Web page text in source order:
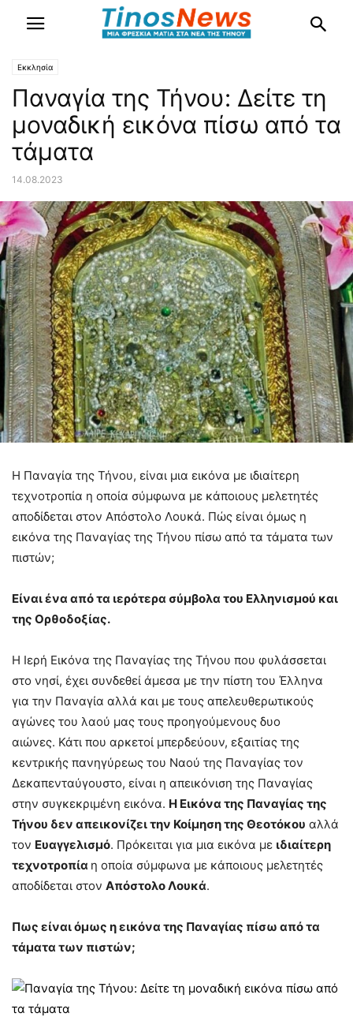
Εκκλησία
Παναγία της Τήνου: Δείτε τη
μοναδική εικόνα πίσω από τα
τάματα
14.08.2023
Η Παναγία της Τήνου, είναι μια εικόνα με ιδιαίτερη
τεχνοτροπία η οποία σύμφωνα με κάποιους μελετητές
αποδίδεται στον Απόστολο Λουκά. Πώς είναι όμως η
εικόνα της Παναγίας της Τήνου πίσω από τα τάματα των
πιστών;
Είναι ένα από τα ιερότερα σύμβολα του Ελληνισμού και
της Ορθοδοξίας.
Η Ιερή Εικόνα της Παναγίας της Τήνου που φυλάσσεται
στο νησί, έχει συνδεθεί άμεσα με την πίστη του Έλληνα
για την Παναγία αλλά και με τους απελευθερωτικούς
αγώνες του λαού μας τους προηγούμενους δυο
αιώνες. Κάτι που αρκετοί μπερδεύουν, εξαιτίας της
κεντρικής πανηγύρεως του Ναού της Παναγίας τον
Δεκαπενταύγουστο, είναι η απεικόνιση της Παναγίας
στην συγκεκριμένη εικόνα. Η Εικόνα της Παναγίας της
Τήνου δεν απεικονίζει την Κοίμηση της Θεοτόκου αλλά
τον Ευαγγελισμό. Πρόκειται για μια εικόνα με ιδιαίτερη
τεχνοτροπία η οποία σύμφωνα με κάποιους μελετητές
αποδίδεται στον Απόστολο Λουκά.
Πως είναι όμως η εικόνα της Παναγίας πίσω από τα
τάματα των πιστών;